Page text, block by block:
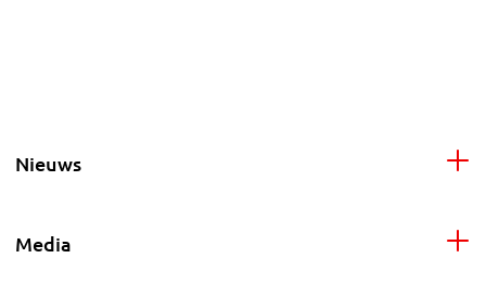
Nieuws
Media